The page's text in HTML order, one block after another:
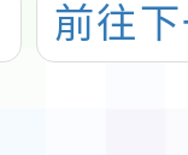
前往